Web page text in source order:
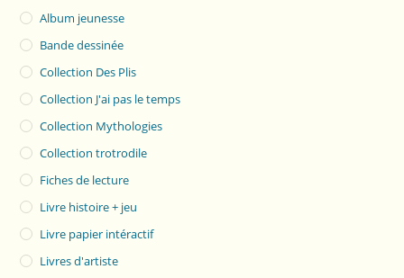
Album jeunesse
Bande dessinée
Collection Des Plis
Collection J'ai pas le temps
Collection Mythologies
Collection trotrodile
Fiches de lecture
Livre histoire + jeu
Livre papier intéractif
Livres d'artiste